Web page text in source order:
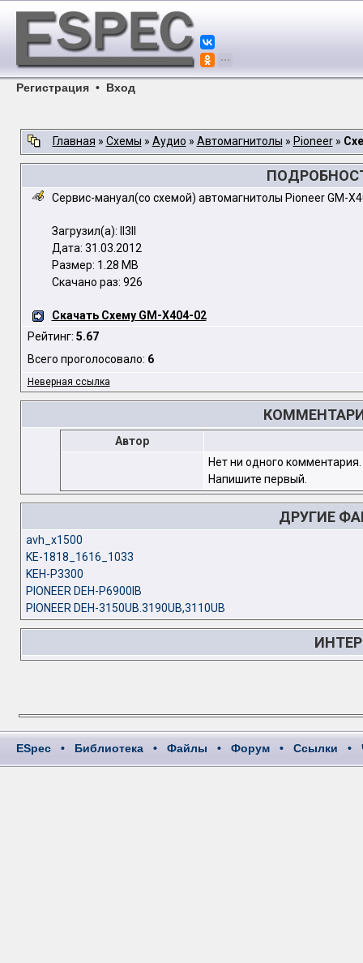
Регистрация • Вход
Главная » Схемы » Аудио » Автомагнитолы » Pioneer»
Сервис-мануал(со схемой) автомагнитолы Pioneer GM-
Загрузил(а): II3II
Дата: 31.03.2012
Размер: 1.28 MB
Скачано раз: 926
Скачать Схему GM-X404-02
Рейтинг: 5.67
Всего проголосовало: 6
Неверная ссылка
Автор
Нет ни одного комментария.
Напишите первый.
ДРУГИЕ
avh_x1500
KE-1818_1616_1033
KEH-P3300
PIONEER DEH-P6900IB
PIONEER DEH-3150UB.3190UB,3110UB
ESpec • Библиотека • Файлы • Форум • Ссылки •